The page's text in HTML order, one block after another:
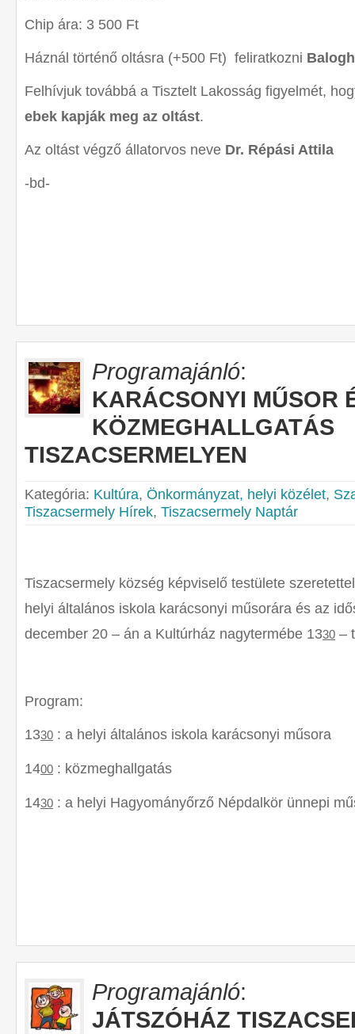
Chip ára: 3 500 Ft
Háznál történő oltásra (+500 Ft) feliratkozni
Felhívjuk továbbá a Tisztelt Lakosság figyelmét,
ebek kapják meg az oltást.
Az oltást végző állatorvos neve Dr. Répási Attila
-bd-
Programajánló:
KARÁCSONYI MŰSOR
KÖZMEGHALLGATÁS
TISZACSERMELYEN
Kategória: Kultúra, Önkormányzat, helyi közélet,
Tiszacsermely Hírek, Tiszacsermely Naptár
Tiszacsermely község képviselő testülete
helyi általános iskola karácsonyi műsorára és az
december 20 – án a Kultúrház nagytermébe 1330 –
Program:
1330 : a helyi általános iskola karácsonyi műsora
1400 : közmeghallgatás
1430 : a helyi Hagyományőrző Népdalkör ünnepi
Programajánló:
JÁTSZÓHÁZ